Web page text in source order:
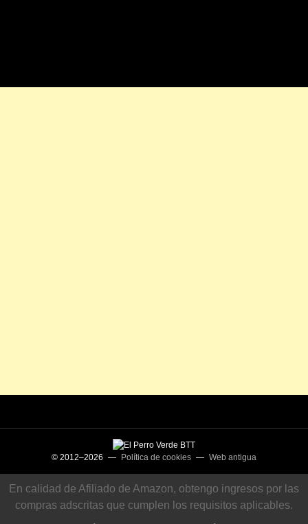
© 2012–2026 — Política de cookies — Web antigua
En calidad de Afiliado de Amazon, obtengo ingresos por las
compras adscritas que cumplen los requisitos aplicables.